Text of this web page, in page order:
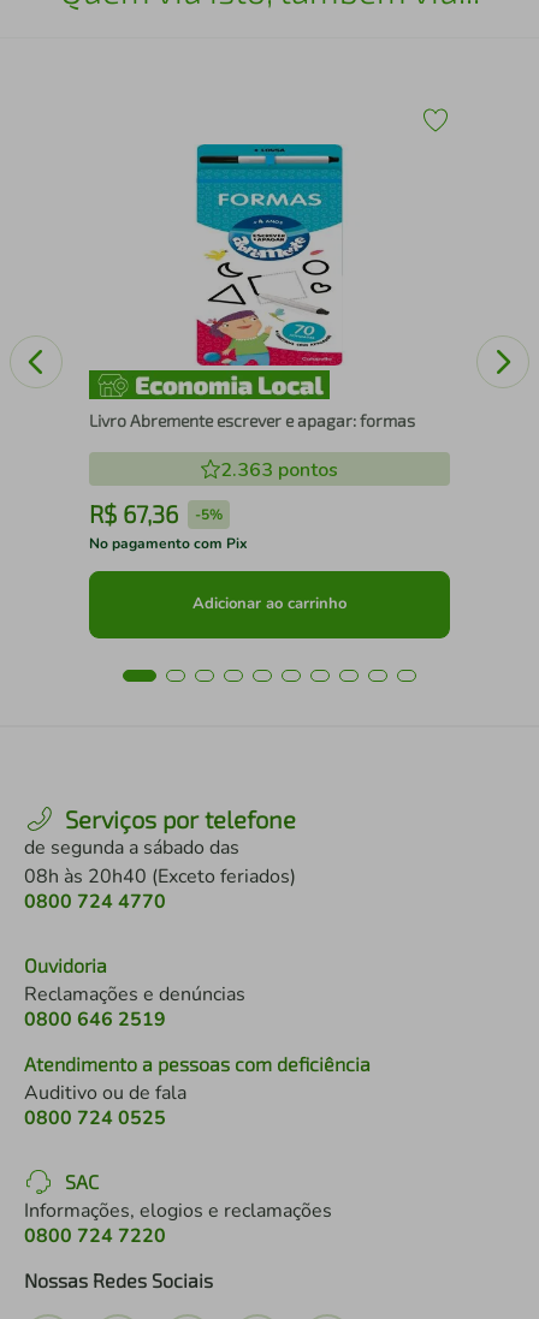
Livro Abremente escrever e apagar: formas
2.363 pontos
R$ 67,36 -5%
No pagamento com Pix
Adicionar ao carrinho
Serviços por telefone
de segunda a sábado das
08h às 20h40 (Exceto feriados)
0800 724 4770
Ouvidoria
Reclamações e denúncias
0800 646 2519
Atendimento a pessoas com deficiência
Auditivo ou de fala
0800 724 0525
SAC
Informações, elogios e reclamações
0800 724 7220
Nossas Redes Sociais